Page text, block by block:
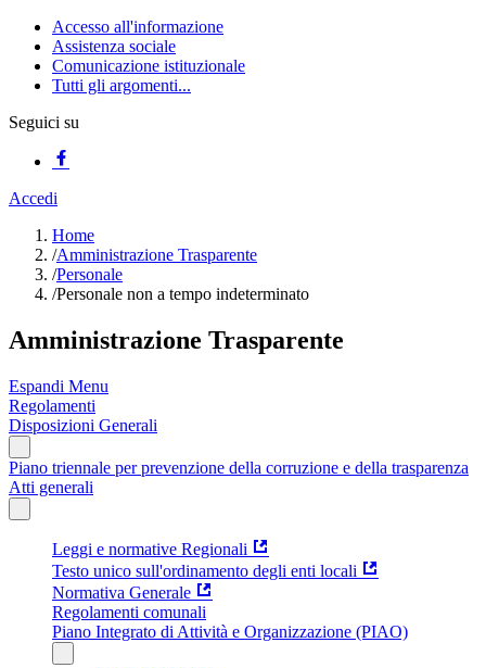
Accesso all'informazione
Assistenza sociale
Comunicazione istituzionale
Tutti gli argomenti...
Seguici su
Accedi
Home
/Amministrazione Trasparente
/Personale
/Personale non a tempo indeterminato
Amministrazione Trasparente
Espandi Menu
Regolamenti
Disposizioni Generali
Piano triennale per prevenzione della corruzione e della trasparenza
Atti generali
Leggi e normative Regionali
Testo unico sull'ordinamento degli enti locali
Normativa Generale
Regolamenti comunali
Piano Integrato di Attività e Organizzazione (PIAO)